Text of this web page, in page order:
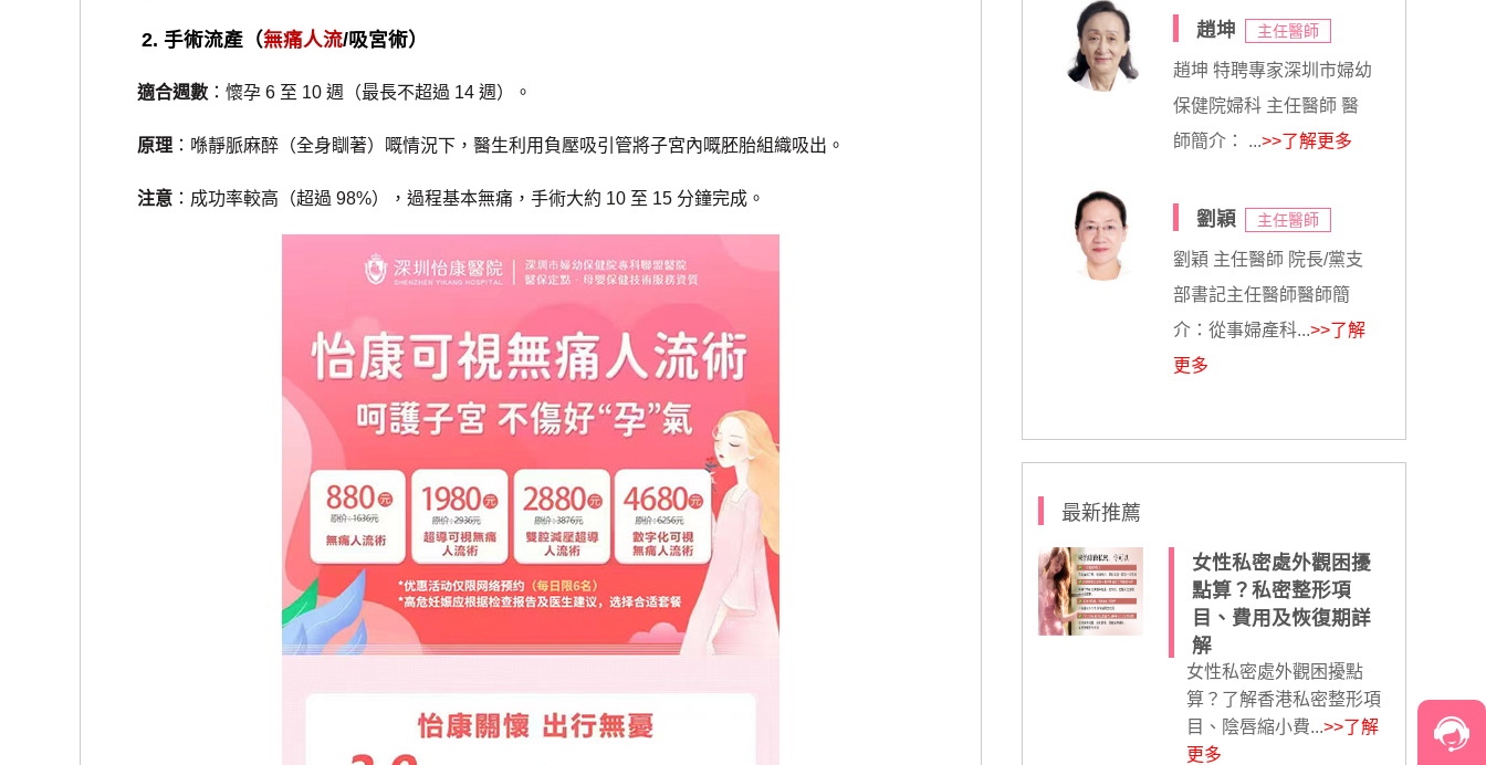
2. 手術流產（無痛人流/吸宮術）
適合週數 ：懷孕 6 至 10 週（最長不超過 14 週）。
原理 ：喺靜脈麻醉（全身瞓著）嘅情況下，醫生利用負壓吸引管將子宮內嘅胚胎組織吸出。
注意 ：成功率較高（超過 98%），過程基本無痛，手術大約 10 至 15 分鐘完成。
趙坤 主任醫師
趙坤 特聘專家深圳市婦幼
保健院婦科 主任醫師 醫
師簡介： ...>>了解更多
劉穎 主任醫師
劉穎 主任醫師 院長/黨支
部書記主任醫師醫師簡
介：從事婦產科...>>了解
更多
最新推薦
女性私密處外觀困擾
點算？私密整形項
目、費用及恢復期詳
解
女性私密處外觀困擾點
算？了解香港私密整形項
目、陰唇縮小費...>>了解
更多